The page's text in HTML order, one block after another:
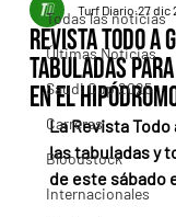
Todas las noticias
Últimas Noticias
Saudi Cup 2025
Carreras
Bloodstock
Internacionales
Revista Todo a
tabuladas
en el
Turf Diario 27 dic
La Revista
las tabuladas y
de este sábado